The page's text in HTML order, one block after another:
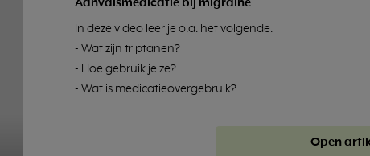
Aanvalsmedicatie bij migraine
In deze video leer je o.a. het volgende:
- Wat zijn triptanen?
- Hoe gebruik je ze?
- Wat is medicatieovergebruik?
Open